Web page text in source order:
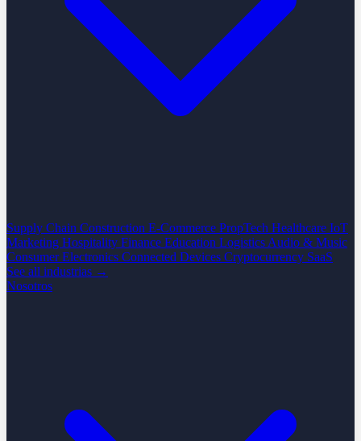
Supply Chain Construction E-Commerce PropTech Healthcare IoT
Marketing Hospitality Finance Education Logistics Audio & Music
Consumer Electronics Connected Devices Cryptocurrency SaaS
See all industrias →
Nosotros